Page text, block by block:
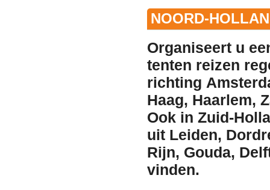
NOORD-
Organiseert u
tenten reizen
richting
Haag, Haarlem,
Ook in Zuid-
uit Leiden,
Rijn, Gouda,
vinden.